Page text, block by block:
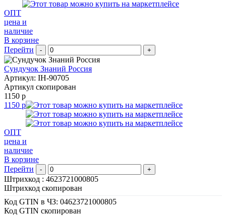
ОПТ
цена и
наличие
В корзине
Перейти
- +
Сундучок Знаний Россия
Артикул: IH-90705
Артикул скопирован
1150 р
1150 р
ОПТ
цена и
наличие
В корзине
Перейти
- +
Штрихкод : 4623721000805
Штрихкод скопирован
Код GTIN в ЧЗ: 04623721000805
Код GTIN скопирован